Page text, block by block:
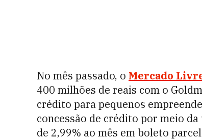
No mês passado, o Mercado
400 milhões de reais com o
crédito para pequenos
concessão de crédito por meio
de 2,99% ao mês em boleto